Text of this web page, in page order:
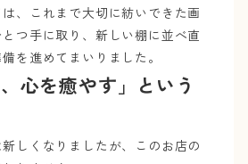
、これまで大切に紡いできた画
つ手に取り、新しい棚に並べ直
を進めてまいりました。
心を癒やす」という
しくなりましたが、このお店の